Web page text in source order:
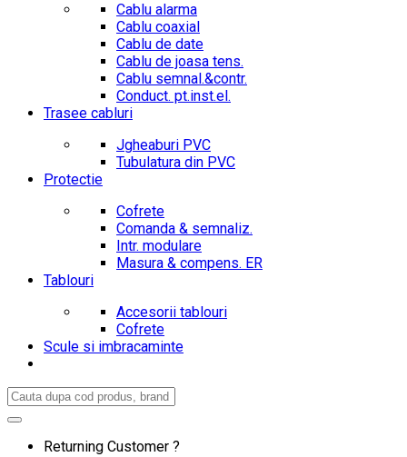
Cablu alarma
Cablu coaxial
Cablu de date
Cablu de joasa tens.
Cablu semnal.&contr.
Conduct. pt.inst.el.
Trasee cabluri
Jgheaburi PVC
Tubulatura din PVC
Protectie
Cofrete
Comanda & semnaliz.
Intr. modulare
Masura & compens. ER
Tablouri
Accesorii tablouri
Cofrete
Scule si imbracaminte
Search
Returning Customer ?